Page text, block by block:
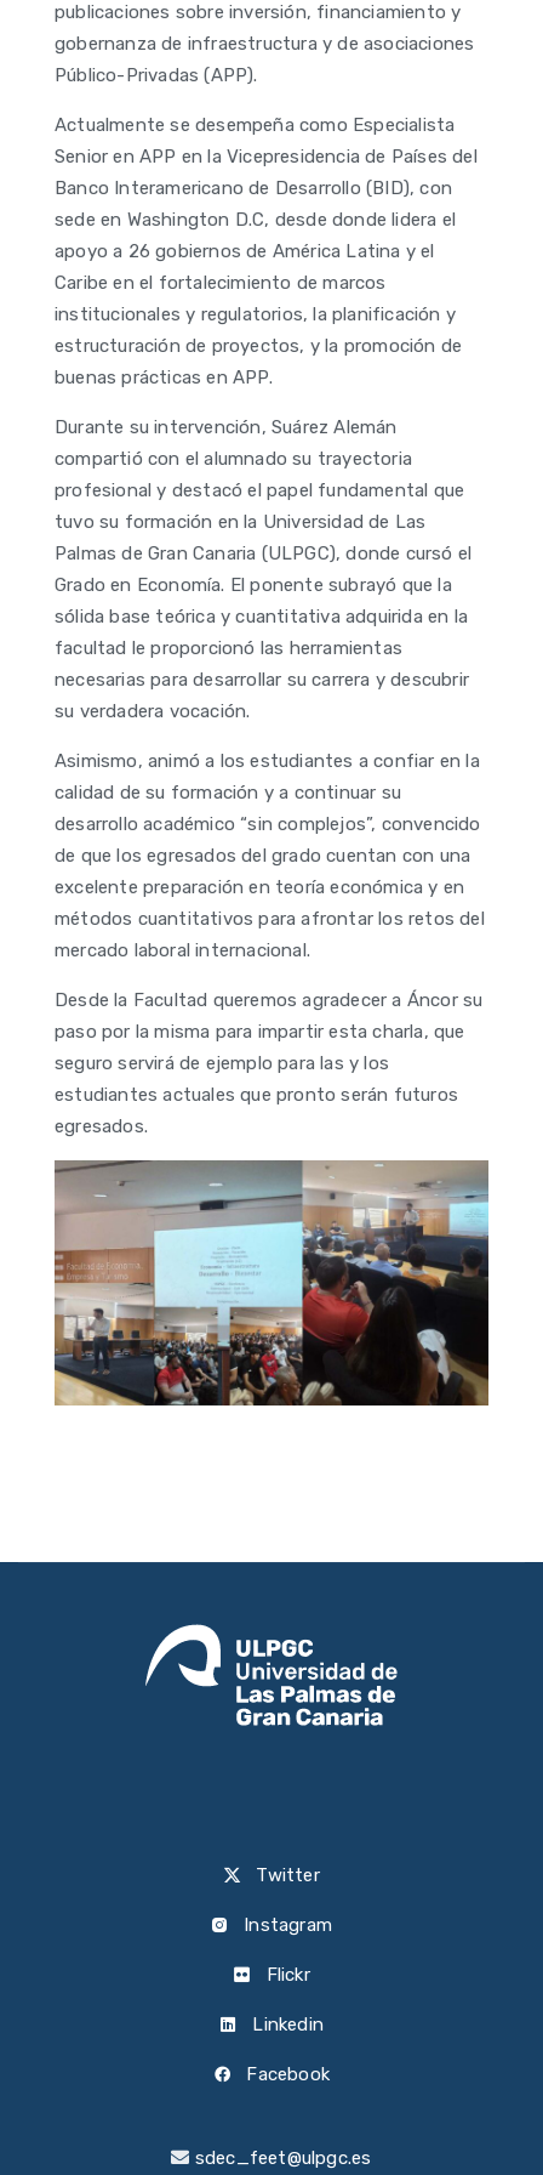
publicaciones sobre inversión, financiamiento y
gobernanza de infraestructura y de asociaciones
Público-Privadas (APP).
Actualmente se desempeña como Especialista
Senior en APP en la Vicepresidencia de Países del
Banco Interamericano de Desarrollo (BID), con
sede en Washington D.C, desde donde lidera el
apoyo a 26 gobiernos de América Latina y el
Caribe en el fortalecimiento de marcos
institucionales y regulatorios, la planificación y
estructuración de proyectos, y la promoción de
buenas prácticas en APP.
Durante su intervención, Suárez Alemán
compartió con el alumnado su trayectoria
profesional y destacó el papel fundamental que
tuvo su formación en la Universidad de Las
Palmas de Gran Canaria (ULPGC), donde cursó el
Grado en Economía. El ponente subrayó que la
sólida base teórica y cuantitativa adquirida en la
facultad le proporcionó las herramientas
necesarias para desarrollar su carrera y descubrir
su verdadera vocación.
Asimismo, animó a los estudiantes a confiar en la
calidad de su formación y a continuar su
desarrollo académico “sin complejos”, convencido
de que los egresados del grado cuentan con una
excelente preparación en teoría económica y en
métodos cuantitativos para afrontar los retos del
mercado laboral internacional.
Desde la Facultad queremos agradecer a Áncor su
paso por la misma para impartir esta charla, que
seguro servirá de ejemplo para las y los
estudiantes actuales que pronto serán futuros
egresados.
Twitter
Instagram
Flickr
Linkedin
Facebook
sdec_feet@ulpgc.es